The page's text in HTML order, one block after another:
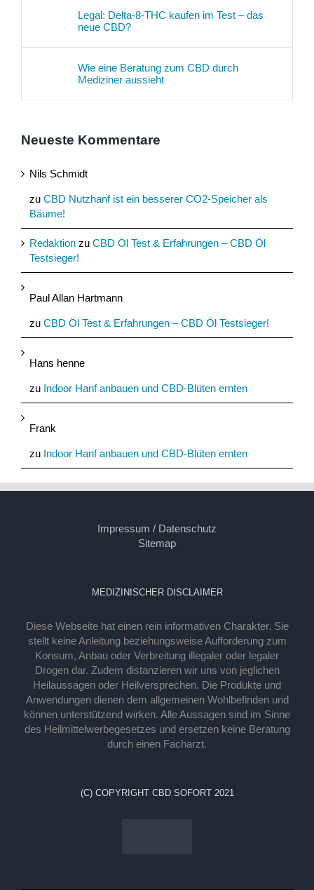
Legal: Delta-8-THC kaufen im Test – das
neue CBD?
Wie eine Beratung zum CBD durch
Mediziner aussieht
Neueste Kommentare
Nils Schmidt
zu CBD Nutzhanf ist ein besserer CO2-Speicher als
Bäume!
Redaktion zu CBD Öl Test & Erfahrungen – CBD Öl
Testsieger!
Paul Allan Hartmann
zu CBD Öl Test & Erfahrungen – CBD Öl Testsieger!
Hans henne
zu Indoor Hanf anbauen und CBD-Blüten ernten
Frank
zu Indoor Hanf anbauen und CBD-Blüten ernten
Impressum / Datenschutz
Sitemap
MEDIZINISCHER DISCLAIMER
Diese Webseite hat einen rein informativen Charakter. Sie
stellt keine Anleitung beziehungsweise Aufforderung zum
Konsum, Anbau oder Verbreitung illegaler oder legaler
Drogen dar. Zudem distanzieren wir uns von jeglichen
Heilaussagen oder Heilversprechen. Die Produkte und
Anwendungen dienen dem allgemeinen Wohlbefinden und
können unterstützend wirken. Alle Aussagen sind im Sinne
des Heilmittelwerbegesetzes und ersetzen keine Beratung
durch einen Facharzt.
(C) COPYRIGHT CBD SOFORT 2021